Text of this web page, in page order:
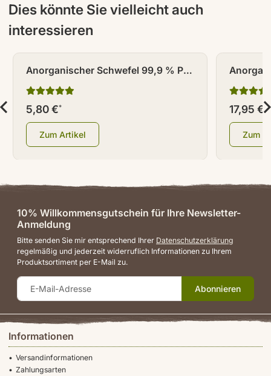
Dies könnte Sie vielleicht auch
interessieren
Anorganischer Schwefel 99,9 % Ph.
Eur. fein gemahlen 500 g
5,80 €*
Zum Artikel
300
17,95 €*
Zum
Informationen
Versandinformationen
Zahlungsarten
10% Willkommensgutschein für Ihre Newsletter-
Anmeldung
Bitte senden Sie mir entsprechend Ihrer Datenschutzerklärung
regelmäßig und jederzeit widerruflich Informationen zu Ihrem
Produktsortiment per E-Mail zu.
Abonnieren